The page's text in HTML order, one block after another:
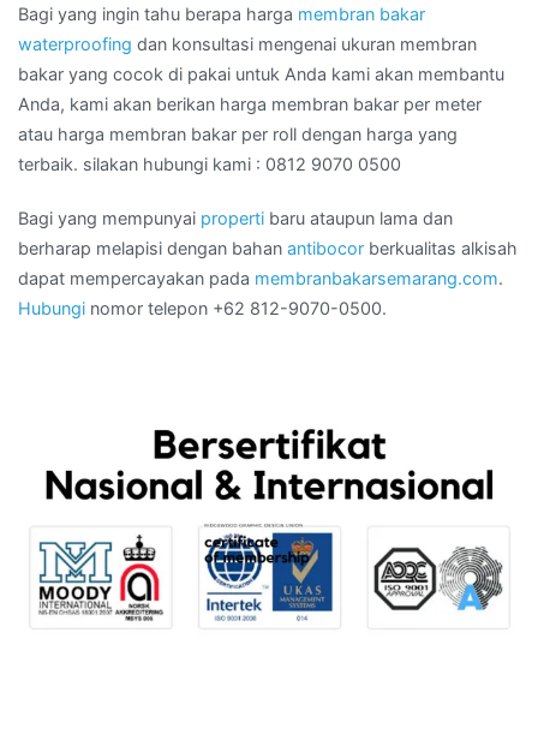
Bagi yang ingin tahu berapa harga membran bakar
waterproofing dan konsultasi mengenai ukuran membran
bakar yang cocok di pakai untuk Anda kami akan membantu
Anda, kami akan berikan harga membran bakar per meter
atau harga membran bakar per roll dengan harga yang
terbaik. silakan hubungi kami : 0812 9070 0500
Bagi yang mempunyai properti baru ataupun lama dan
berharap melapisi dengan bahan antibocor berkualitas alkisah
dapat mempercayakan pada membranbakarsemarang.com.
Hubungi nomor telepon +62 812-9070-0500.